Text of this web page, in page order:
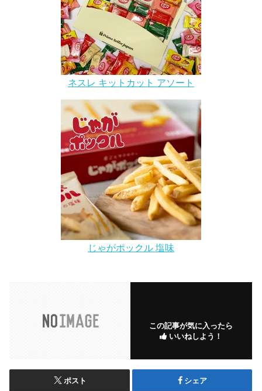
ネスレ キットカット アソート
じゃがポックル 塩味
この記事が気に入ったら
いいねしよう！
ポスト シェア